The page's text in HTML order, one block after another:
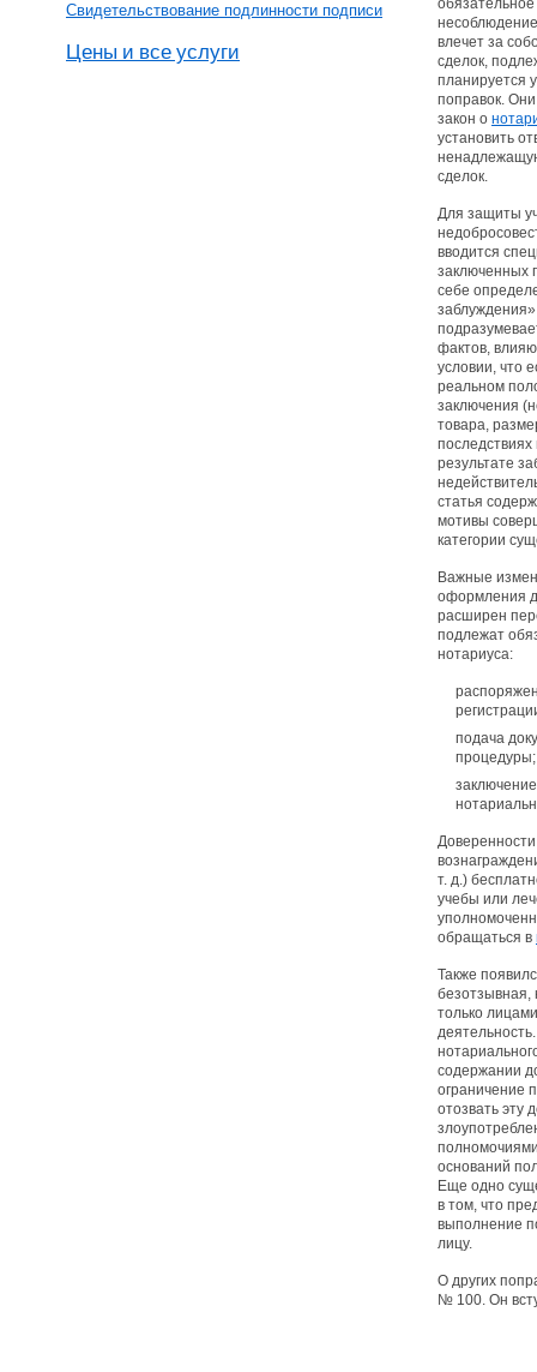
влечет за
сделок,
планируется
поправок. Они
закон о
установить
сделок.
Для защиты
вводится
заключенных
себе
фактов,
условии, что
реальном
заключения
товара,
результате
статья
мотивы
категории
Важные
оформления
расширен
подлежат
нотариуса:
подача
процедуры;
т. д.)
учебы или
обращаться в
Также
безотзывная,
только
содержании
ограничение
отозвать эту
оснований
Еще одно
в том, что
выполнение
лицу.
О других
№ 100. Он
Свидетельствование подлинности подписи
Цены и все услуги